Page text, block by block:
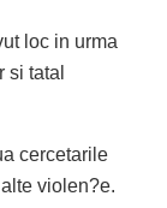
loc in urma
si tatal
cercetarile
violen?e.